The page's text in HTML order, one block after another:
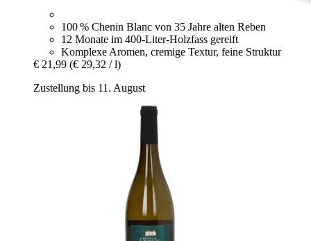
100 % Chenin Blanc von 35 Jahre alten Reben
12 Monate im 400-Liter-Holzfass gereift
Komplexe Aromen, cremige Textur, feine Struktur
€ 21,99 (€ 29,32 / l)
Zustellung bis 11. August